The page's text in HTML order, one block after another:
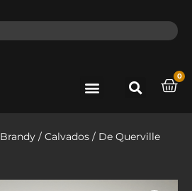
0
Brandy / Calvados / De Querville